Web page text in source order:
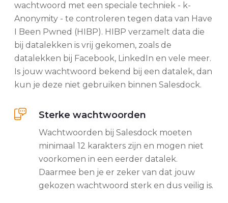
wachtwoord met een speciale techniek - k-
Anonymity - te controleren tegen data van Have
I Been Pwned (HIBP). HIBP verzamelt data die
bij datalekken is vrij gekomen, zoals de
datalekken bij Facebook, LinkedIn en vele meer.
Is jouw wachtwoord bekend bij een datalek, dan
kun je deze niet gebruiken binnen Salesdock.
Sterke wachtwoorden
Wachtwoorden bij Salesdock moeten
minimaal 12 karakters zijn en mogen niet
voorkomen in een eerder datalek.
Daarmee ben je er zeker van dat jouw
gekozen wachtwoord sterk en dus veilig is.